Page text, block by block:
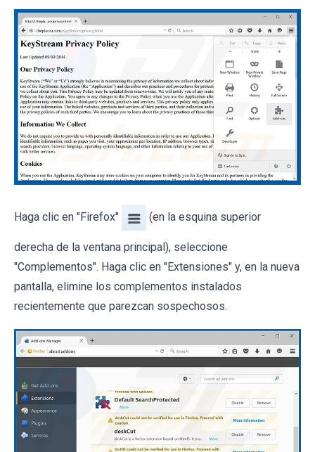
Haga clic en "Firefox" (en la esquina superior
derecha de la ventana principal), seleccione
"Complementos". Haga clic en "Extensiones" y, en la nueva
pantalla, elimine los complementos instalados
recientemente que parezcan sospechosos.